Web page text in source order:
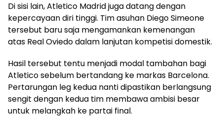
Di sisi lain, Atletico Madrid juga datang dengan
kepercayaan diri tinggi. Tim asuhan Diego Simeone
tersebut baru saja mengamankan kemenangan
atas Real Oviedo dalam lanjutan kompetisi domestik.
Hasil tersebut tentu menjadi modal tambahan bagi
Atletico sebelum bertandang ke markas Barcelona.
Pertarungan leg kedua nanti dipastikan berlangsung
sengit dengan kedua tim membawa ambisi besar
untuk melangkah ke partai final.